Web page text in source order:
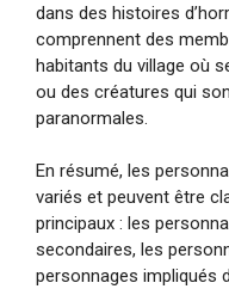
dans des histoires
comprennent des
habitants du village où
ou des créatures qui
paranormales.
En résumé, les
variés et peuvent être
principaux : les
secondaires, les
personnages impliqués